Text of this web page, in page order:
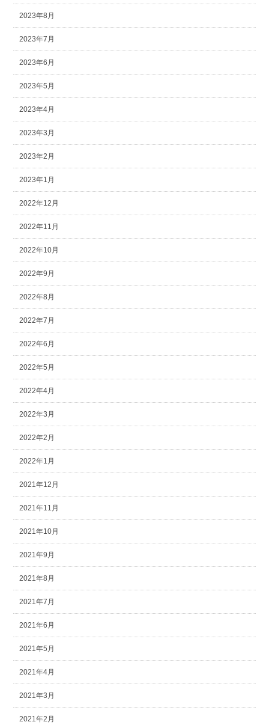
2023年8月
2023年7月
2023年6月
2023年5月
2023年4月
2023年3月
2023年2月
2023年1月
2022年12月
2022年11月
2022年10月
2022年9月
2022年8月
2022年7月
2022年6月
2022年5月
2022年4月
2022年3月
2022年2月
2022年1月
2021年12月
2021年11月
2021年10月
2021年9月
2021年8月
2021年7月
2021年6月
2021年5月
2021年4月
2021年3月
2021年2月